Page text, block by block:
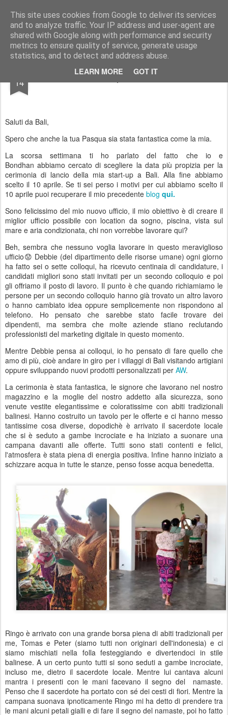
This site uses cookies from Google to deliver its services
and to analyze traffic. Your IP address and user-agent are
shared with Google along with performance and security
metrics to ensure quality of service, generate usage
statistics, and to detect and address abuse.
LEARN MORE GOT IT
AWGifts Italia
Home
14 È successo qualcosa di strano
Saluti da Bali,
Spero che anche la tua Pasqua sia stata fantastica come la mia.
La scorsa settimana ti ho parlato del fatto che io e
Bondhan abbiamo cercato di scegliere la data più propizia per la
cerimonia di lancio della mia start-up a Bali. Alla fine abbiamo
scelto il 10 aprile. Se ti sei perso i motivi per cui abbiamo scelto il
10 aprile puoi recuperare il mio precedente blog qui.
Sono felicissimo del mio nuovo ufficio, il mio obiettivo è di creare il
miglior ufficio possibile con location da sogno, piscina, vista sul
mare e aria condizionata, chi non vorrebbe lavorare qui?
Beh, sembra che nessuno voglia lavorare in questo meraviglioso
ufficio😟 Debbie (del dipartimento delle risorse umane) ogni giorno
ha fatto sei o sette colloqui, ha ricevuto centinaia di candidature, i
candidati migliori sono stati invitati per un secondo colloquio e poi
gli offriamo il posto di lavoro. Il punto è che quando richiamiamo le
persone per un secondo colloquio hanno già trovato un altro lavoro
o hanno cambiato idea oppure semplicemente non rispondono al
telefono. Ho pensato che sarebbe stato facile trovare dei
dipendenti, ma sembra che molte aziende stiano reclutando
professionisti del marketing digitale in questo momento.
Mentre Debbie pensa ai colloqui, io ho pensato di fare quello che
amo di più, cioè andare in giro per i villaggi di Bali visitando artigiani
oppure sviluppando nuovi prodotti personalizzati per AW.
La cerimonia è stata fantastica, le signore che lavorano nel nostro
magazzino e la moglie del nostro addetto alla sicurezza, sono
venute vestite elegantissime e coloratissime con abiti tradizionali
balinesi. Hanno costruito un tavolo per le offerte e ci hanno messo
tantissime cosa diverse, dopodichè è arrivato il sacerdote locale
che si è seduto a gambe incrociate e ha iniziato a suonare una
campana davanti alle offerte. Tutti sono stati contenti e felici,
l'atmosfera è stata piena di energia positiva. Infine hanno iniziato a
schizzare acqua in tutte le stanze, penso fosse acqua benedetta.
Ringo è arrivato con una grande borsa piena di abiti tradizionali per
me, Tomas e Peter (siamo tutti non originari dell'indonesia) e ci
siamo mischiati nella folla festeggiando e divertendoci in stile
balinese. A un certo punto tutti si sono seduti a gambe incrociate,
incluso me, dietro il sacerdote locale. Mentre lui cantava alcuni
mantra i presenti con le mani facevano il segno del namaste.
Penso che il sacerdote ha portato con sé dei cesti di fiori. Mentre la
campana suonava ipnoticamente Ringo mi ha detto di prendere tra
le mani alcuni petali gialli e di fare il segno del namaste, poi ho fatto